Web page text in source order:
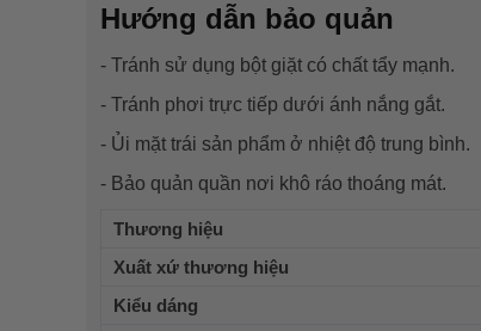
Hướng dẫn bảo quản
- Tránh sử dụng bột giặt có chất tẩy mạnh.
- Tránh phơi trực tiếp dưới ánh nắng gắt.
- Ủi mặt trái sản phẩm ở nhiệt độ trung bình.
- Bảo quản quần nơi khô ráo thoáng mát.
Thương hiệu
Xuất xứ thương hiệu
Kiểu dáng